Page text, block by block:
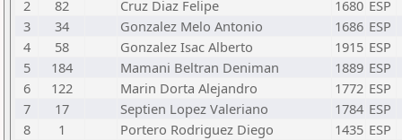
2
82 Cruz Diaz Felipe 1680 ESP
3
34 Gonzalez Melo Antonio 1686 ESP
4
58 Gonzalez Isac Alberto 1915 ESP
5
184 Mamani Beltran Deniman 1889 ESP
6
122 Marin Dorta Alejandro 1772 ESP
7
17 Septien Lopez Valeriano 1784 ESP
8
1 Portero Rodriguez Diego 1435 ESP